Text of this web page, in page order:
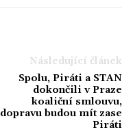
Následující článek
Spolu, Piráti a STAN
dokončili v Praze
koaliční smlouvu,
dopravu budou mít zase
Piráti